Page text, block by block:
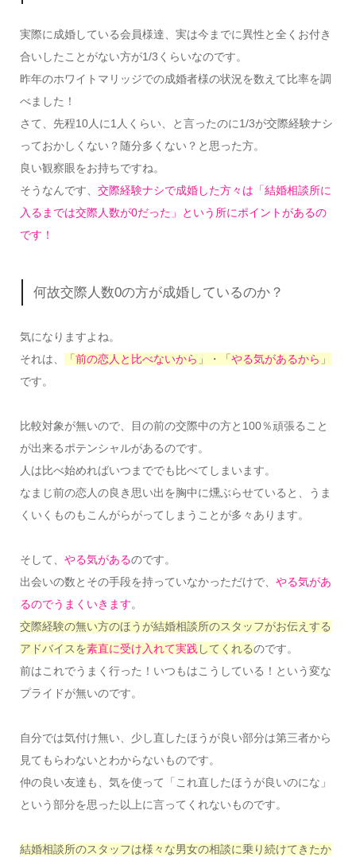
実際に成婚している会員様達、実は今までに異性と全くお付き
合いしたことがない方が1/3くらいなのです。
昨年のホワイトマリッジでの成婚者様の状況を数えて比率を調
べました！
さて、先程10人に1人くらい、と言ったのに1/3が交際経験ナシ
っておかしくない？随分多くない？と思った方。
良い観察眼をお持ちですね。
そうなんです、 交際経験ナシで成婚した方々は「結婚相談所に
入るまでは交際人数が0だった」という所にポイントがあるの
です！
何故交際人数0の方が成婚しているのか？
気になりますよね。
それは、
「前の恋人と比べないから 」・「やる気があるから 」
です。
比較対象が無いので、目の前の交際中の方と100％頑張ること
が出来るポテンシャルがあるのです。
人は比べ始めればいつまででも比べてしまいます。
なまじ前の恋人の良き思い出を胸中に燻ぶらせていると、うま
くいくものもこんがらがってしまうことが多々あります。
そして、 やる気があるのです。
出会いの数とその手段を持っていなかっただけで、 やる気があ
るのでうまくいきます。
交際経験の無い方のほうが結婚相談所のスタッフがお伝えする
アドバイスを素直に受け入れて実践 してくれるのです。
前はこれでうまく行った！いつもはこうしている！という変な
プライドが無いのです。
自分では気付け無い、少し直したほうが良い部分は第三者から
見てもらわないとわからないものです。
仲の良い友達も、気を使って「これ直したほうが良いのにな」
という部分を思った以上に言ってくれないものです。
結婚相談所のスタッフは様々な男女の相談に乗り続けてきたか